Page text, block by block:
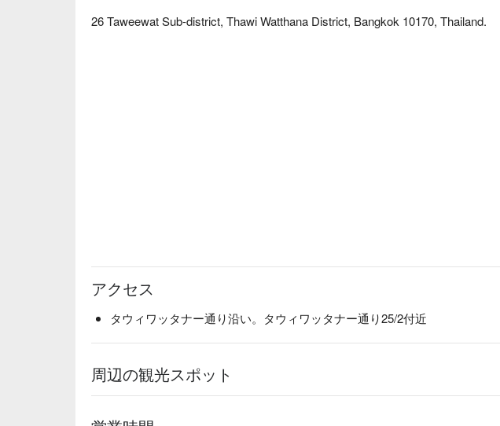
26 Taweewat Sub-district, Thawi Watthana District, Bangkok 10170, Thailand.
アクセス
タウィワッタナー通り沿い。タウィワッタナー通り25/2付近
周辺の観光スポット